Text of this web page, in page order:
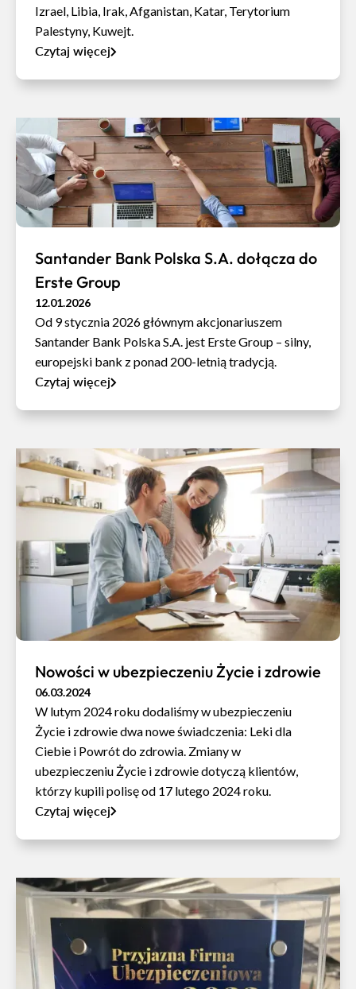
Izrael, Libia, Irak, Afganistan, Katar, Terytorium
Palestyny, Kuwejt.
Czytaj więcej
Santander Bank Polska S.A. dołącza do
Erste Group
12.01.2026
Od 9 stycznia 2026 głównym akcjonariuszem
Santander Bank Polska S.A. jest Erste Group – silny,
europejski bank z ponad 200-letnią tradycją.
Czytaj więcej
Nowości w ubezpieczeniu Życie i zdrowie
06.03.2024
W lutym 2024 roku dodaliśmy w ubezpieczeniu
Życie i zdrowie dwa nowe świadczenia: Leki dla
Ciebie i Powrót do zdrowia. Zmiany w
ubezpieczeniu Życie i zdrowie dotyczą klientów,
którzy kupili polisę od 17 lutego 2024 roku.
Czytaj więcej